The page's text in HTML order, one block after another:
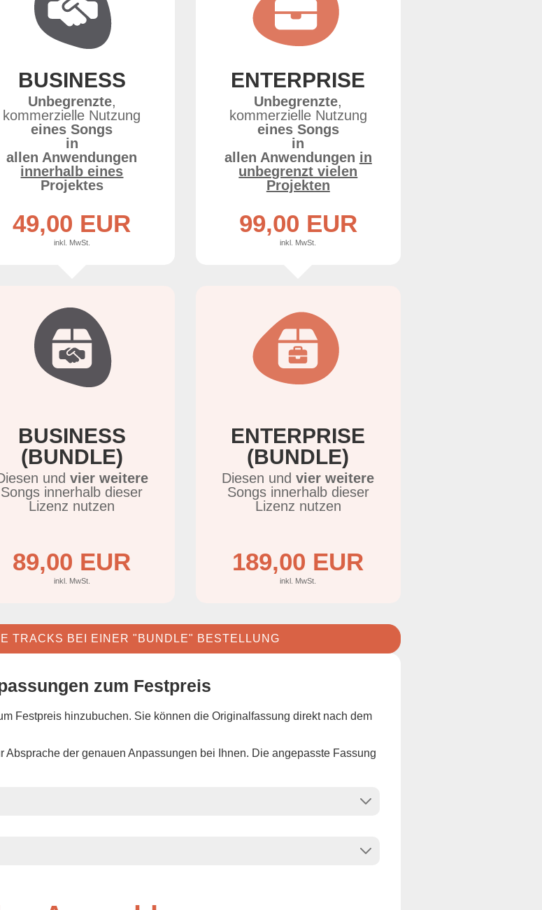
BUSINESS
Unbegrenzte,
kommerzielle Nutzung
eines Songs
in
allen Anwendungen
innerhalb eines
Projektes
49,00 EUR
inkl. MwSt.
BUSINESS
(BUNDLE)
und vier weitere
Songs innerhalb dieser
Lizenz nutzen
89,00 EUR
inkl. MwSt.
ENTERPRISE
Unbegrenzte,
kommerzielle Nutzung
eines Songs
in
allen Anwendungen in
unbegrenzt vielen
Projekten
99,00 EUR
inkl. MwSt.
ENTERPRISE
(BUNDLE)
Diesen undvier weitere
Songs innerhalb dieser
Lizenz nutzen
189,00 EUR
inkl. MwSt.
TRACKS BEI EINER "BUNDLE" BESTELLUNG
zum Festpreis
Festpreis hinzubuchen. Sie können die Originalfassung direkt nach dem
Absprache der genauen Anpassungen bei Ihnen. Die angepasste Fassung